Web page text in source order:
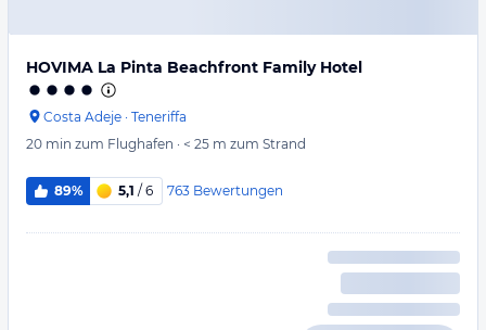
HOVIMA La Pinta Beachfront Family Hotel
Costa Adeje · Teneriffa
20 min zum Flughafen · < 25 m zum Strand
89% 5,1 / 6 763 Bewertungen